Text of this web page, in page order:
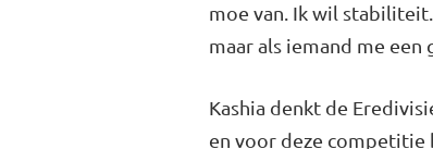
moe van. Ik wil
maar als iemand me een
Kashia denkt de
en voor deze competitie